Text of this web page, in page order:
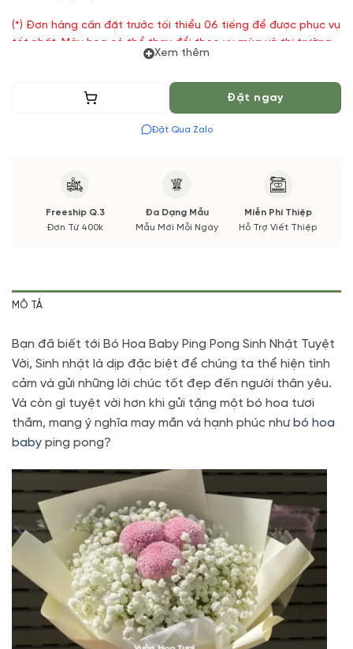
(*) Đơn hàng cần đặt trước tối thiểu 06 tiếng để được phục vụ
tốt nhất. Màu hoa có thể thay đổi theo vụ mùa và thị trường.
Các thông tin thay đổi sẽ được cập nhật trước và xác nhận từ
Xem thêm
Thêm vào giỏ Đặt ngay
Đặt Qua Zalo
Freeship Q.3
Đơn Từ 400k
Đa Dạng Mẫu
Mẫu Mới Mỗi Ngày
Miễn Phí Thiệp
Hỗ Trợ Viết Thiệp
MÔ TẢ
Bạn đã biết tới Bó Hoa Baby Ping Pong Sinh Nhật Tuyệt
Vời, Sinh nhật là dịp đặc biệt để chúng ta thể hiện tình
cảm và gửi những lời chúc tốt đẹp đến người thân yêu.
Và còn gì tuyệt vời hơn khi gửi tặng một bó hoa tươi
thắm, mang ý nghĩa may mắn và hạnh phúc như bó hoa
baby ping pong?